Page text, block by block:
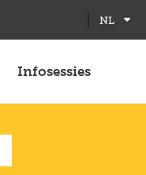
NL
Infosessies